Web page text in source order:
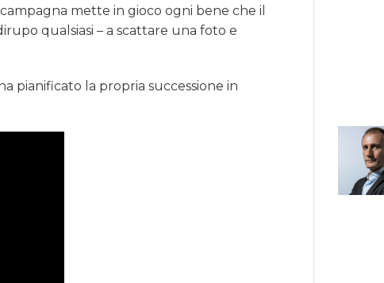
mette in gioco ogni bene che il
qualsiasi – a scattare una foto e
pianificato la propria successione in